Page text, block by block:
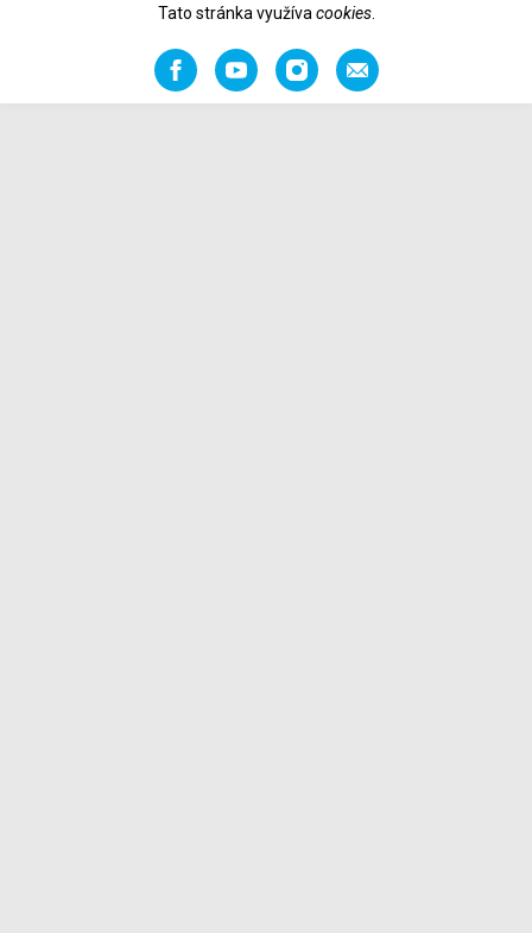
Tato stránka využíva cookies.
FacebookYouTubeInstagramOdporučiť